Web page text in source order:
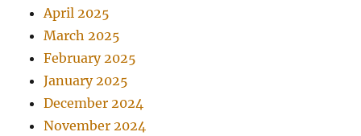
April 2025
March 2025
February 2025
January 2025
December 2024
November 2024